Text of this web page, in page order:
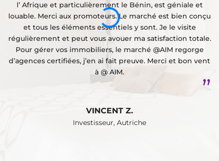
l’ Afrique et particulièrement le Bénin, est géniale et
louable. Merci aux promoteurs. Le marché est bien conçu
et tous les éléments essentiels y sont. Je le visite
régulièrement et peut vous avouer ma satisfaction totale.
Pour gérer vos immobiliers, le marché @AIM regorge
d’agences certifiées, j’en ai fait preuve. Merci et bon vent
à @ AIM.
”
VINCENT Z.
Investisseur, Autriche